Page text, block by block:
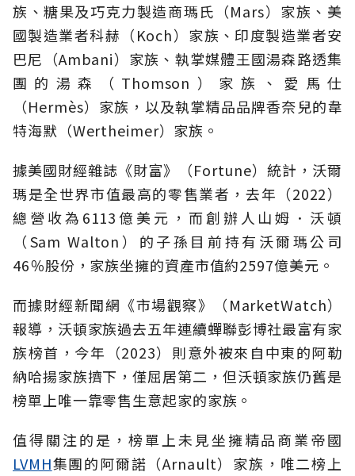
族、糖果及巧克力製造商瑪氏（Mars）家族、美
國製造業者科赫（Koch）家族、印度製造業者安
巴尼（Ambani）家族、執掌媒體王國湯森路透集
團的湯森（Thomson）家族、愛馬仕
（Hermès）家族，以及執掌精品品牌香奈兒的韋
特海默（Wertheimer）家族。
據美國財經雜誌《財富》（Fortune）統計，沃爾
瑪是全世界市值最高的零售業者，去年（2022）
總營收為6113億美元，而創辦人山姆．沃頓
（Sam Walton）的子孫目前持有沃爾瑪公司
46％股份，家族坐擁的資產市值約2597億美元。
而據財經新聞網《市場觀察》（MarketWatch）
報導，沃頓家族過去五年連續蟬聯彭博社最富有家
族榜首，今年（2023）則意外被來自中東的阿勒
納哈揚家族擠下，僅屈居第二，但沃頓家族仍舊是
榜單上唯一靠零售生意起家的家族。
值得關注的是，榜單上未見坐擁精品商業帝國
LVMH集團的阿爾諾（Arnault）家族，唯二榜上